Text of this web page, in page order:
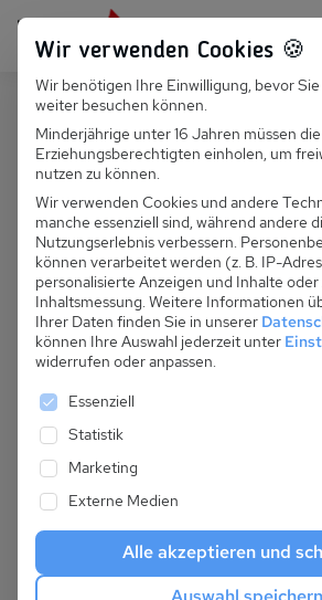
Persönlich für dich da: +49 251 899
Suchfeld
Suchen
A 242.070 -
Wir verwenden Cookies 🍪
Wir benötigen Ihre Einwilligung, bevor
weiter besuchen können.
Minderjährige unter 16 Jahren müssen
Erziehungsberechtigten einholen, um
nutzen zu können.
Wir verwenden Cookies und andere
manche essenziell sind, während andere
Nutzungserlebnis verbessern.
können verarbeitet werden (z. B. IP-
personalisierte Anzeigen und Inhalte
Inhaltsmessung. Weitere Informationen
Ihrer Daten finden Sie in unserer
können Ihre Auswahl jederzeit unter
widerrufen oder anpassen.
Es folgt eine Liste der Service-
Essenziell
Statistik
Marketing
Externe Medien
Alle akzeptieren und